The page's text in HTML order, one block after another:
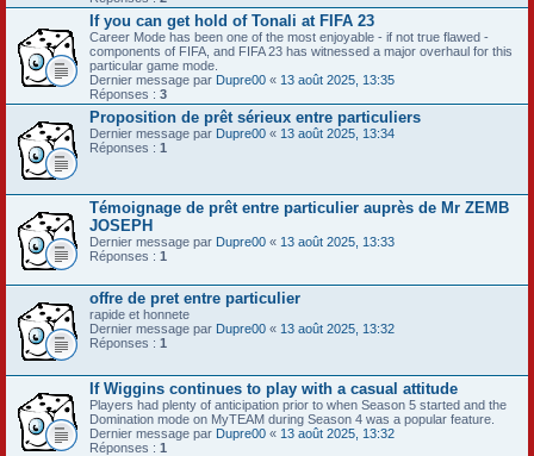
If you can get hold of Tonali at FIFA 23
Career Mode has been one of the most enjoyable - if not true flawed -
components of FIFA, and FIFA 23 has witnessed a major overhaul for this
particular game mode.
Dernier message par Dupre00 « 13 août 2025, 13:35
Réponses : 3
Proposition de prêt sérieux entre particuliers
Dernier message par Dupre00 « 13 août 2025, 13:34
Réponses : 1
Témoignage de prêt entre particulier auprès de Mr ZEMB
JOSEPH
Dernier message par Dupre00 « 13 août 2025, 13:33
Réponses : 1
offre de pret entre particulier
rapide et honnete
Dernier message par Dupre00 « 13 août 2025, 13:32
Réponses : 1
If Wiggins continues to play with a casual attitude
Players had plenty of anticipation prior to when Season 5 started and the
Domination mode on MyTEAM during Season 4 was a popular feature.
Dernier message par Dupre00 « 13 août 2025, 13:32
Réponses : 1